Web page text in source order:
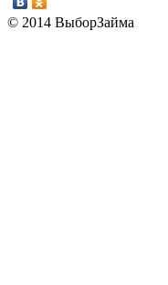
© 2014 ВыборЗайма